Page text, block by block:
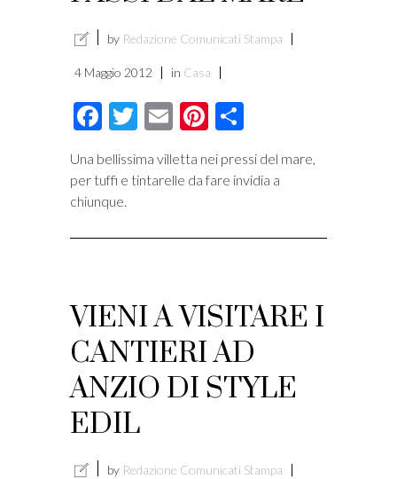
by Redazione Comunicati Stampa
4 Maggio 2012 in Casa
Facebook
Twitter
EmailPinterest
Una bellissima villetta nei pressi del mare,
per tuffi e tintarelle da fare invidia a
chiunque.
VIENI A VISITARE I
CANTIERI AD
ANZIO DI STYLE
EDIL
by Redazione Comunicati Stampa